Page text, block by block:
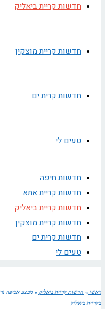
חדשות קריית ביאליק
חדשות קריית מוצקין
חדשות קרית ים
טעים לי
חדשות חיפה
חדשות קריית אתא
חדשות קריית ביאליק
חדשות קריית מוצקין
חדשות קרית ים
טעים לי
ראשי » חדשות קריית ביאליק » מבצע אכיפה
בקריית ביאליק